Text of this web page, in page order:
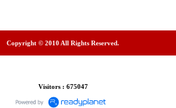
Copyright © 2010 All Rights Reserved.
Visitors : 675047